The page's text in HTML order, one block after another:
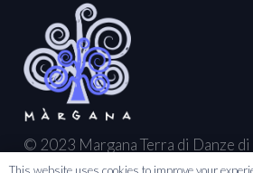
© 2023 Margana Terra di Danze